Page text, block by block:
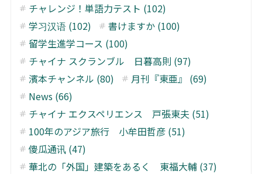
チャレンジ！単語力テスト (102)
学习汉语 (102)
書けますか (100)
留学生進学コース (100)
チャイナ スクランブル 日暮高則 (97)
濱本チャンネル (80)
月刊『東亜』 (69)
News (66)
チャイナ エクスペリエンス 戸張東夫 (51)
100年のアジア旅行 小牟田哲彦 (51)
傻瓜通讯 (47)
華北の「外国」建築をあるく 東福大輔 (37)